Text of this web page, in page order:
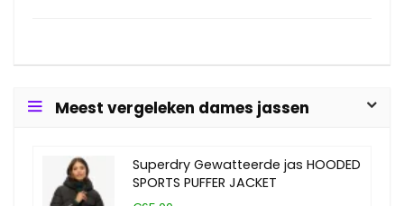
Meest vergeleken dames jassen
Superdry Gewatteerde jas HOODED
SPORTS PUFFER JACKET